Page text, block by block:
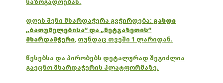
დღეს შენი მხარდაჭერა გვჭირდება: გახდი
„ბათუმელებისა“ და „ნეტგაზეთის“
მხარდამჭერი, თუნდაც თვეში 1 ლარიდან.
წესებსა და პირობებს დეტალურად შეგიძლია
გაეცნო მხარდაჭერის პლატფორმაზე.